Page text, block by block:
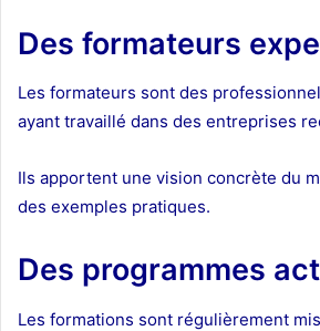
Des formateurs
Les formateurs sont des
ayant travaillé dans des entreprises
Ils apportent une vision concrète du
des exemples pratiques.
Des programmes
Les formations sont régulièrement